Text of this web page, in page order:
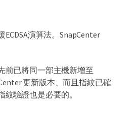
ECDSA演算法。SnapCenter
前已將同一部主機新增至
更新版本、而且指紋已確
紋驗證也是必要的。